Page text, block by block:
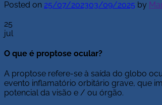
Posted on 25/07/202303/09/2025 by
25
jul
O que é proptose ocular?
A proptose refere-se à saída do globo
evento inflamatório orbitário grave, que
potencial da visão e / ou órgão.